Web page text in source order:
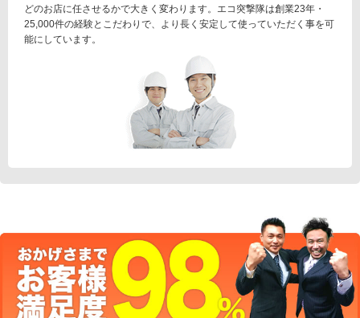
どのお店に任させるかで大きく変わります。エコ突撃隊は創業23年・
25,000件の経験とこだわりで、より長く安定して使っていただく事を可
能にしています。